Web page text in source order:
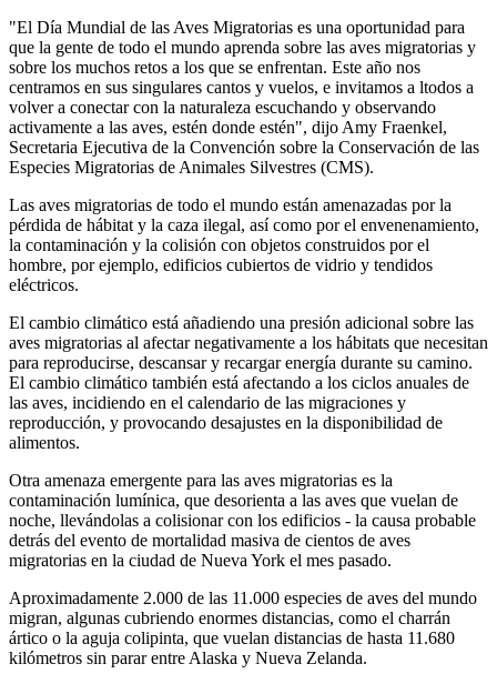
"El Día Mundial de las Aves Migratorias es una oportunidad para
que la gente de todo el mundo aprenda sobre las aves migratorias y
sobre los muchos retos a los que se enfrentan. Este año nos
centramos en sus singulares cantos y vuelos, e invitamos a ltodos a
volver a conectar con la naturaleza escuchando y observando
activamente a las aves, estén donde estén", dijo Amy Fraenkel,
Secretaria Ejecutiva de la Convención sobre la Conservación de las
Especies Migratorias de Animales Silvestres (CMS).
Las aves migratorias de todo el mundo están amenazadas por la
pérdida de hábitat y la caza ilegal, así como por el envenenamiento,
la contaminación y la colisión con objetos construidos por el
hombre, por ejemplo, edificios cubiertos de vidrio y tendidos
eléctricos.
El cambio climático está añadiendo una presión adicional sobre las
aves migratorias al afectar negativamente a los hábitats que necesitan
para reproducirse, descansar y recargar energía durante su camino.
El cambio climático también está afectando a los ciclos anuales de
las aves, incidiendo en el calendario de las migraciones y
reproducción, y provocando desajustes en la disponibilidad de
alimentos.
Otra amenaza emergente para las aves migratorias es la
contaminación lumínica, que desorienta a las aves que vuelan de
noche, llevándolas a colisionar con los edificios - la causa probable
detrás del evento de mortalidad masiva de cientos de aves
migratorias en la ciudad de Nueva York el mes pasado.
Aproximadamente 2.000 de las 11.000 especies de aves del mundo
migran, algunas cubriendo enormes distancias, como el charrán
ártico o la aguja colipinta, que vuelan distancias de hasta 11.680
kilómetros sin parar entre Alaska y Nueva Zelanda.